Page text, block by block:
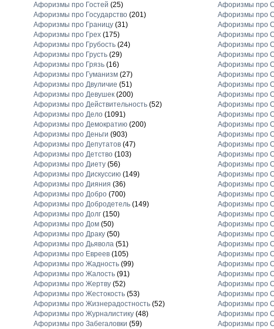
Афоризмы про Гостей (25)
Афоризмы про Государство(201)
Афоризмы про Границу(31)
Афоризмы про Грех(175)
Афоризмы про Грубость(24)
Афоризмы про Грусть(29)
Афоризмы про Грязь(16)
Афоризмы про Гуманизм(27)
Афоризмы про Двуличие (51)
Афоризмы про Девушек(200)
Афоризмы про Действительность(52)
Афоризмы про Дело(1091)
Афоризмы про Демократию(200)
Афоризмы про Деньги (903)
Афоризмы про Депутатов(47)
Афоризмы про Детство(103)
Афоризмы про Диету(56)
Афоризмы про Дискуссию(149)
Афоризмы про Дияния (36)
Афоризмы про Добро(700)
Афоризмы про Добродетель(149)
Афоризмы про Долг(150)
Афоризмы про Дом(50)
Афоризмы про Драку(50)
Афоризмы про Дьявола(51)
Афоризмы про Евреев(105)
Афоризмы про Жадность(99)
Афоризмы про Жалость(91)
Афоризмы про Жертву(52)
Афоризмы про Жестокость(53)
Афоризмы про Жизнерадостность(52)
Афоризмы про Журналистику(48)
Афоризмы про Забегаловки (59)
Афоризмы про
Афоризмы про
Афоризмы про
Афоризмы про
Афоризмы про
Афоризмы про
Афоризмы про
Афоризмы про
Афоризмы про
Афоризмы про
Афоризмы про
Афоризмы про
Афоризмы про
Афоризмы про
Афоризмы про
Афоризмы про
Афоризмы про
Афоризмы про
Афоризмы про
Афоризмы про
Афоризмы про
Афоризмы про
Афоризмы про
Афоризмы про
Афоризмы про
Афоризмы про
Афоризмы про
Афоризмы про
Афоризмы про
Афоризмы про
Афоризмы про
Афоризмы про
Афоризмы про